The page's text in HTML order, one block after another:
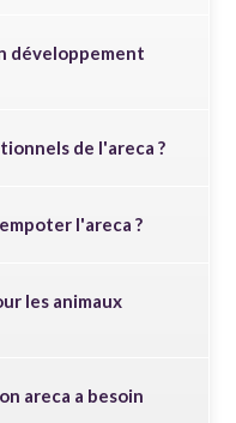
développement
de l'areca ?
l'areca ?
les animaux
areca a besoin